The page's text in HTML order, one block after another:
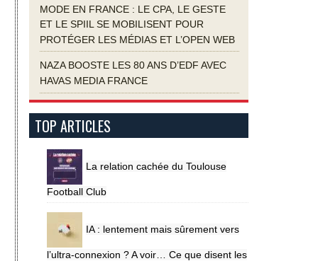
MODE EN FRANCE : LE CPA, LE GESTE
ET LE SPIIL SE MOBILISENT POUR
PROTÉGER LES MÉDIAS ET L’OPEN WEB
NAZA BOOSTE LES 80 ANS D’EDF AVEC
HAVAS MEDIA FRANCE
TOP ARTICLES
La relation cachée du Toulouse
Football Club
IA : lentement mais sûrement vers
l’ultra-connexion ? A voir… Ce que disent les